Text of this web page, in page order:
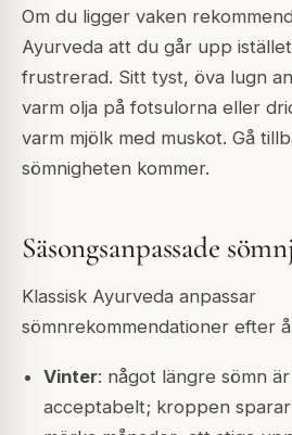
Om du ligger vaken
Ayurveda att du går upp
frustrerad. Sitt tyst, öva lugn
varm olja på fotsulorna eller
varm mjölk med muskot. Gå
sömnigheten kommer.
Säsongsanpassade
Klassisk Ayurveda anpassar
sömnrekommendationer efter
Vinter: något längre sömn
acceptabelt; kroppen